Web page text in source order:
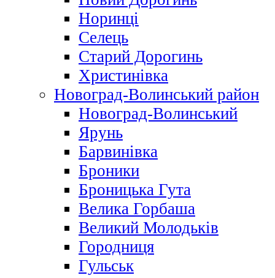
Норинці
Селець
Старий Дорогинь
Христинівка
Новоград-Волинський район
Новоград-Волинський
Ярунь
Барвинівка
Броники
Броницька Гута
Велика Горбаша
Великий Молодьків
Городниця
Гульськ